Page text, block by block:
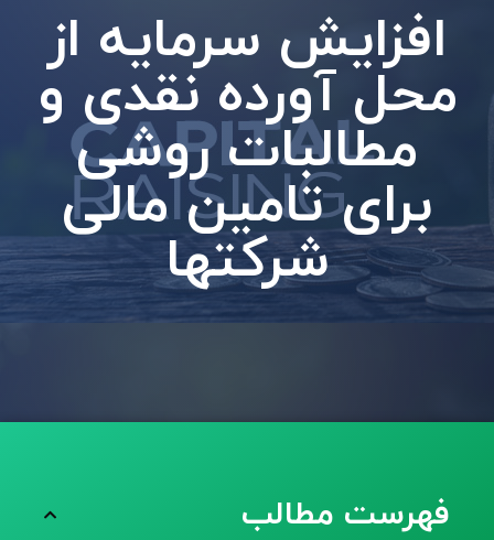
افزایش سرمایه از
محل آورده نقدی و
مطالبات روشی
برای تامین مالی
شرکتها
فهرست مطالب